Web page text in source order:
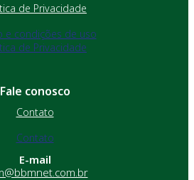
de Privacidade
e condições de uso
de Privacidade
Fale conosco
Contato
Contato
E-mail